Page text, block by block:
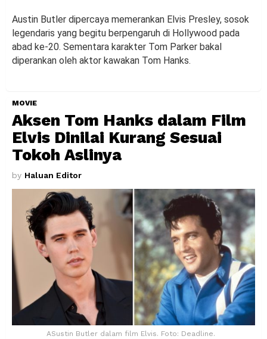
Austin Butler dipercaya memerankan Elvis Presley, sosok
legendaris yang begitu berpengaruh di Hollywood pada
abad ke-20. Sementara karakter Tom Parker bakal
diperankan oleh aktor kawakan Tom Hanks.
MOVIE
Aksen Tom Hanks dalam Film
Elvis Dinilai Kurang Sesuai
Tokoh Aslinya
by Haluan Editor
ASustin Butler dalam film Elvis. Foto: Deadline.